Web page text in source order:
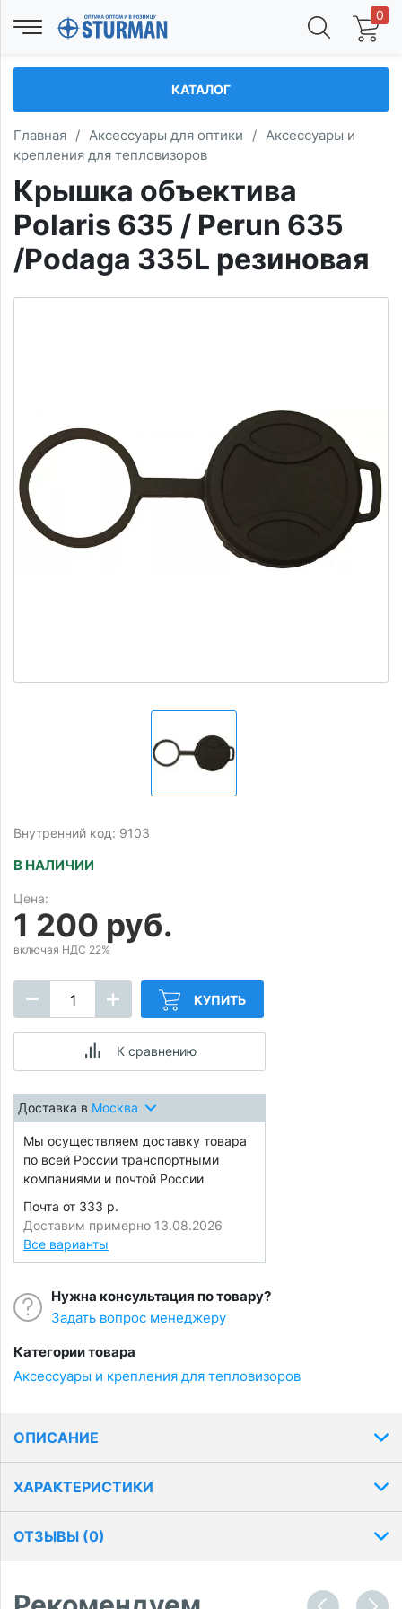
0
КАТАЛОГ
Главная / Аксессуары для оптики / Аксессуары и
крепления для тепловизоров
Крышка объектива
Polaris 635 / Perun 635
/Podaga 335L резиновая
Внутренний код: 9103
В НАЛИЧИИ
Цена:
1 200 руб.
включая НДС 22%
КУПИТЬ
К сравнению
Доставка в Москва
Мы осуществляем доставку товара
по всей России транспортными
компаниями и почтой России
Почта от 333 р.
Доставим примерно 13.08.2026
Все варианты
Нужна консультация по товару?
Задать вопрос менеджеру
Категории товара
Аксессуары и крепления для тепловизоров
ОПИСАНИЕ
ХАРАКТЕРИСТИКИ
ОТЗЫВЫ (0)